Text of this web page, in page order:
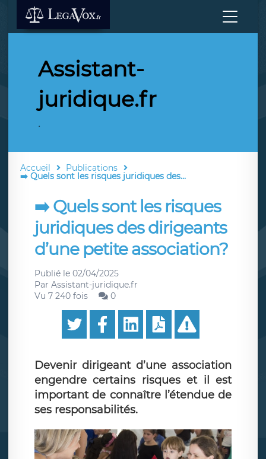
Assistant-
juridique.fr
.
Accueil Publications
➡️ Quels sont les risques juridiques des...
➡️ Quels sont les risques
juridiques des dirigeants
d’une petite association?
Publié le 02/04/2025
Par Assistant-juridique.fr
Vu 7 240 fois
0
Devenir dirigeant d’une association
engendre certains risques et il est
important de connaître l’étendue de
ses responsabilités.